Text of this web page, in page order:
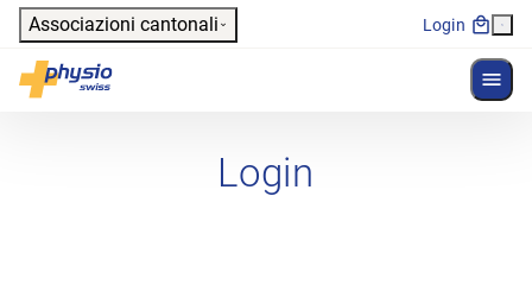
Header
Associazioni cantonali Login
Physioswiss
Navigazione principale
Login